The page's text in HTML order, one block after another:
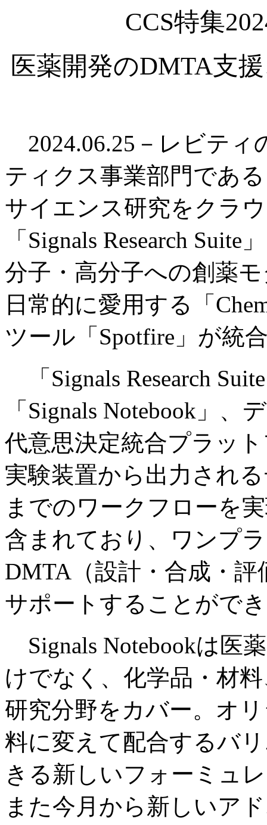
CCS特集
医薬開発のDMTA支
2024.06.25－レビティ
ティクス事業部門であ
サイエンス研究をクラ
「Signals Research
分子・高分子への創薬
日常的に愛用する「
ツール「Spotfire」が統
「Signals Research
「Signals Notebook」
代意思決定統合プラッ
実験装置から出力され
までのワークフローを
含まれており、ワンプ
DMTA（設計・合成・
サポートすることがで
Signals Notebookは医
けでなく、化学品・材
研究分野をカバー。オ
料に変えて配合するバ
きる新しいフォーミュ
また今月から新しいア